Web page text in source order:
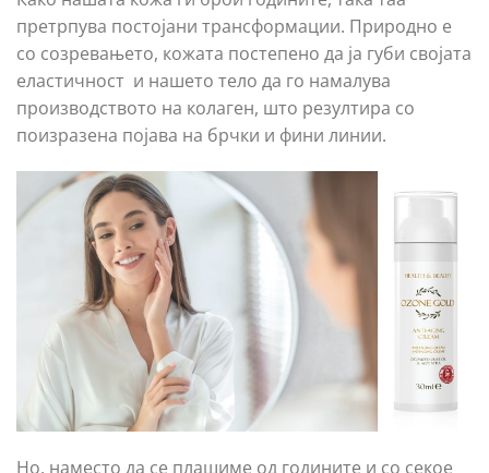
претрпува постојани трансформации. Природно е
со созревањето, кожата постепено да ја губи својата
еластичност и нашето тело да го намалува
производството на колаген, што резултира со
поизразена појава на брчки и фини линии.
Но, наместо да се плашиме од годините и со секое